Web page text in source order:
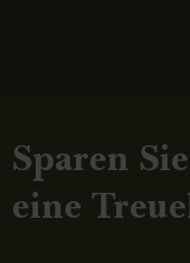
Sparen
eine